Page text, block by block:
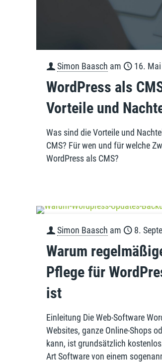
Simon Baasch am 16.
WordPress als
Vorteile und
Was sind die Vorteile und
CMS? Für wen und für welche
WordPress als CMS?
Simon Baasch am 8.
Warum
Pflege für
ist
Einleitung Die Web-Software
Websites, ganze Online-Shops
kann, ist grundsätzlich
Art Software von einem
Baasch Media (Simon Baasch) ist
der Realisierung sowie der
Kunden in und um Paderborn. Wir
geht.